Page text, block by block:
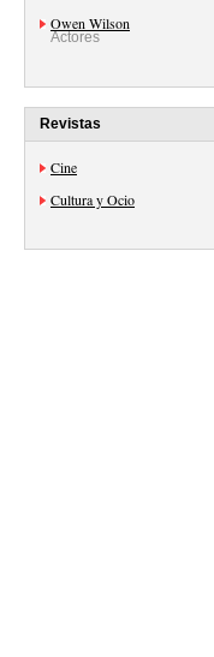
Owen Wilson
Actores
Revistas
Cine
Cultura y Ocio